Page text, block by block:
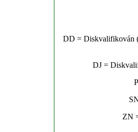
DD = Diskvalifikován
DJ =
ZN